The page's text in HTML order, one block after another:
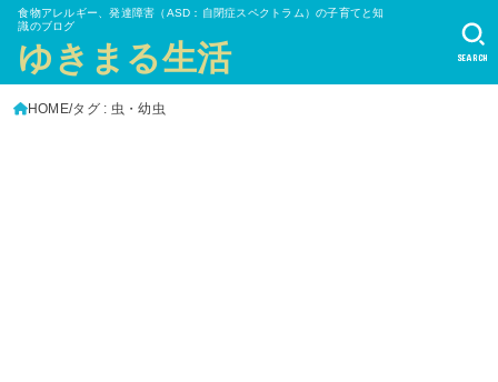
食物アレルギー、発達障害（ASD：自閉症スペクトラム）の子育てと知
識のブログ
ゆきまる生活 SEARCH
HOME タグ : 虫・幼虫